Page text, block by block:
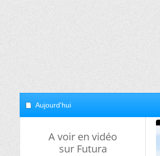
Aujourd'hui
A voir en vidéo
sur Futura